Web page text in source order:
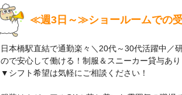
≪週3日～≫ショールームでの受
日本橋駅直結で通勤楽々＼20代～30代活躍中／
ので安心して働ける！制服＆スニーカー貸与あ
▼シフト希望は気軽にご相談ください！